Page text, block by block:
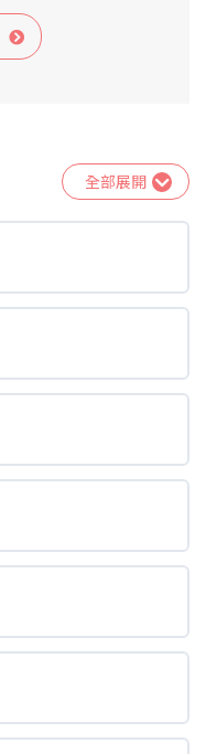
全部展開